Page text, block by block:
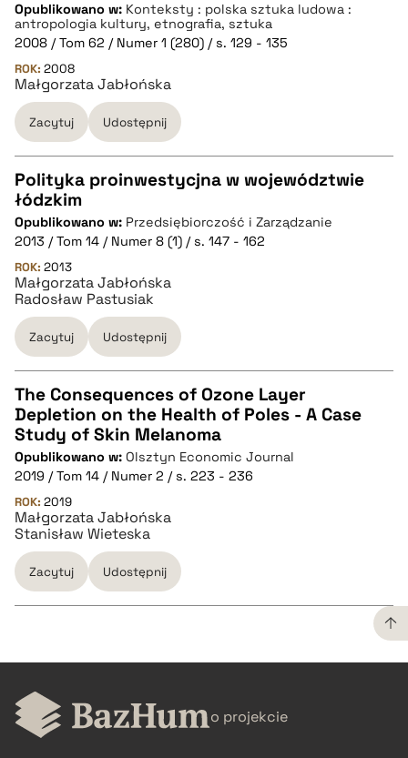
pobierz cytat
BIBTEX
pobierz cytat
Opublikowano w: Konteksty : polska sztuka ludowa :
antropologia kultury, etnografia, sztuka
2008 / Tom 62 / Numer 1 (280) / s. 129 - 135
ROK: 2008
Małgorzata Jabłońska
Zacytuj Udostępnij
CZYSTY TEKST
pobierz cytat
BIBTEX
pobierz cytat
Polityka proinwestycjna w województwie
łódzkim
Opublikowano w: Przedsiębiorczość i Zarządzanie
2013 / Tom 14 / Numer 8 (1) / s. 147 - 162
ROK: 2013
Małgorzata Jabłońska
Radosław Pastusiak
Zacytuj Udostępnij
CZYSTY TEKST
pobierz cytat
BIBTEX
pobierz cytat
The Consequences of Ozone Layer
Depletion on the Health of Poles - A Case
Study of Skin Melanoma
Opublikowano w: Olsztyn Economic Journal
2019 / Tom 14 / Numer 2 / s. 223 - 236
ROK: 2019
Małgorzata Jabłońska
Stanisław Wieteska
Zacytuj Udostępnij
CZYSTY TEKST
pobierz cytat o projekcie